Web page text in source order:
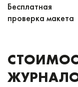
Бесплатная
проверка макета